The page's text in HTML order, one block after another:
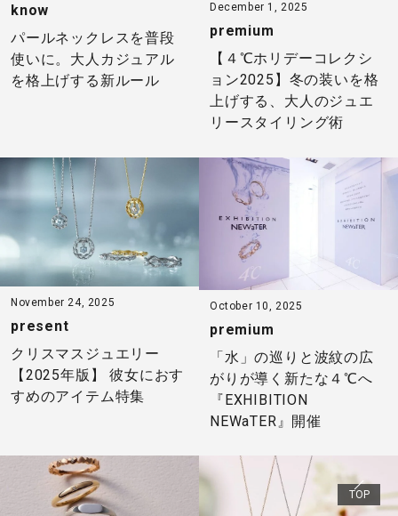
know
パールネックレスを普段
使いに。大人カジュアル
を格上げする新ルール
December 1, 2025
premium
【４℃ホリデーコレクシ
ョン2025】冬の装いを格
上げする、大人のジュエ
リースタイリング術
November 24, 2025
present
クリスマスジュエリー
【2025年版】 彼女におす
すめのアイテム特集
October 10, 2025
premium
「水」の巡りと波紋の広
がりが導く新たな４℃へ
『EXHIBITION
NEWaTER』開催